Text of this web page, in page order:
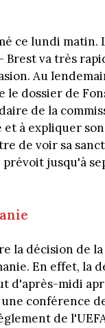
ce lundi matin.
Brest va très
Au
dossier de
de la
à expliquer
de voir sa
jusqu'à
la décision de la
En effet, la
d'après-midi
conférence
de